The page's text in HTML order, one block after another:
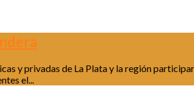
y privadas de La Plata y la región
el...